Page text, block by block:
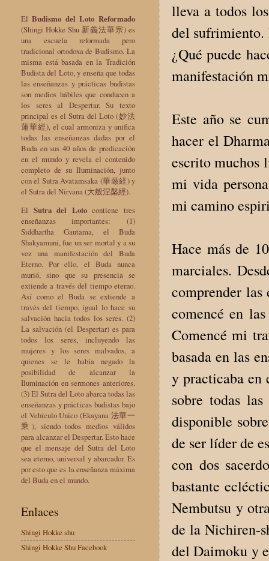
lleva a todos
del sufrimiento.
¿Qué puede
manifestación
Este año se
hacer el
escrito muchos
mi vida
mi camino
Hace más de
marciales.
comprender
comencé en
Comencé mi
basada en las
y practicaba en
sobre todas
disponible
de ser líder de
con dos
bastante
Nembutsu y
de la Nichiren-
del Daimoku y
ElBudismo del Loto Reformado
(Shingi Hokke Shu 新義法華宗) es
una escuela reformada pero
tradicional ortodoxa de Budismo. La
misma está basada en la Tradición
Budista del Loto, y enseña que todas
las enseñanzas y prácticas budistas
son medios hábiles que conducen a
los seres al Despertar. Su texto
principal es el Sutra del Loto (妙法
蓮華經), el cual armoniza y unifica
todas las enseñanzas dadas por el
Buda en sus 40 años de predicación
en el mundo y revela el contenido
completo de su Iluminación, junto
con el Sutra Avatamsaka (華厳経) y
el Sutra del Nirvana (大般涅槃經).
El Sutra del Lotocontiene tres
enseñanzas importantes: (1)
Siddhartha Gautama, el Buda
Shakyamuni, fue un ser mortal y a su
vez una manifestación del Buda
Eterno. Por ello, el Buda nunca
murió, sino que su presencia se
extiende a través del tiempo eterno.
Así como el Buda se extiende a
través del tiempo, igual lo hace su
salvación hacia todos los seres. (2)
La salvación (el Despertar) es para
todos los seres, incluyendo las
mujeres y los seres malvados, a
quienes se le había negado la
posibilidad de alcanzar la
Iluminación en sermones anteriores.
(3) El Sutra del Loto abarca todas las
enseñanzas y prácticas budistas bajo
el Vehículo Único (Ekayana 法華一
乘), siendo todos medios válidos
para alcanzar el Despertar. Esto hace
que el mensaje del Sutra del Loto
sea eterno, universal y abarcador. Es
por esto que es la enseñanza máxima
del Buda en el mundo.
Enlaces
Shingi Hokke shu
Shingi Hokke Shu Facebook